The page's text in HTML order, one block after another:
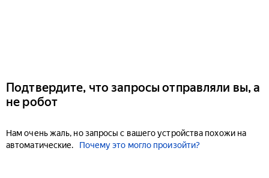
Подтвердите, что запросы отправляли вы, а
не робот
Нам очень жаль, но запросы с вашего устройства похожи на
автоматические.
Почему это могло произойти?